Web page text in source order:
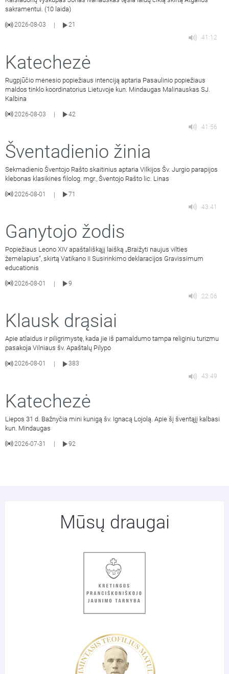
sakramentui. (10 laida)
2026-08-03
21
41:12
Katechezė
Rugpjūčio mėnesio popiežiaus intenciją aptaria Pasaulinio popiežiaus
maldos tinklo koordinatorius Lietuvoje kun. Mindaugas Malinauskas SJ.
Kalbina
2026-08-03
42
41:56
Šventadienio žinia
Sekmadienio Šventojo Rašto skaitinius aptaria Vilkijos Šv. Jurgio parapijos
klebonas klasikinės filolog. mgr., Šventojo Rašto lic. Linas
2026-08-01 |
71
43:41
Ganytojo žodis
Popiežiaus Leono XIV apaštališkąjį laišką „Braižyti naujus vilties
žemėlapius“, skirtą Vatikano II Susirinkimo deklaracijos Gravissimum
educationis
2026-08-01 |
9
22:06
Klausk drąsiai
Apie atlaidus ir piligrimystę, kada jie iš pamaldumo tampa religiniu turizmu
pasakoja Vilniaus šv. Apaštalų Pilypo
2026-08-01
383
43:49
Katechezė
Liepos 31 d. Bažnyčia mini kunigą šv. Ignacą Lojolą. Apie šį šventąjį kalbasi
kun. Mindaugas
2026-07-31 92
Mūsų draugai